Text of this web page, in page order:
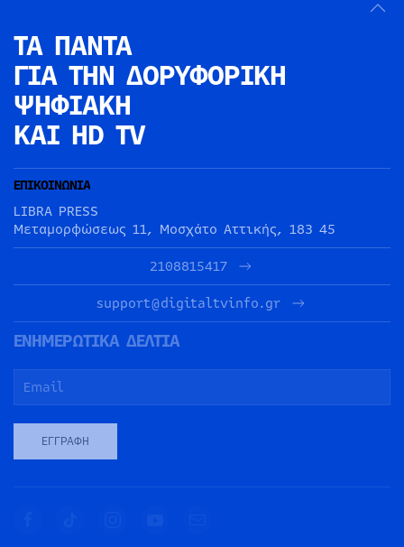
ΤΑ ΠΑΝΤΑ
ΓΙΑ ΤΗΝ ΔΟΡΥΦΟΡΙΚΗ
ΨΗΦΙΑΚΗ
ΚΑΙ HD TV
ΕΠΙΚΟΙΝΩΝΙΑ
LIBRA PRESS
Μεταμορφώσεως 11, Μοσχάτο Αττικής, 183 45
2108815417
support@digitaltvinfo.gr
ΕΝΗΜΕΡΩΤΙΚΑ ΔΕΛΤΙΑ
ΕΓΓΡΑΦΉ